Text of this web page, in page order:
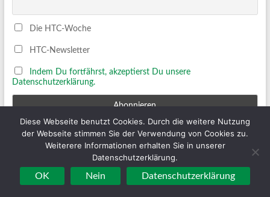
Die HTC-Woche
HTC-Newsletter
Indem Du fortfährst, akzeptierst Du unsere
Datenschutzerklärung.
Kooperation
Diese Webseite benutzt Cookies. Durch die weitere Nutzung
der Webseite stimmen Sie der Verwendung von Cookies zu.
Weiterere Informationen erhalten Sie in unserer
Datenschutzerklärung.
OK
Nein Datenschutzerklärung